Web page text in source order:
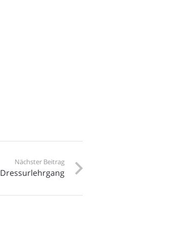
Nächster Beitrag
Dressurlehrgang